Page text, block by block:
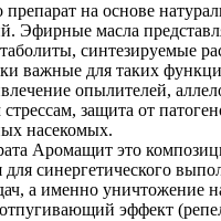
на основе
Эфирные масла
синтезируемые
важные для таких
опылителей,
защита от
насекомых.
Аромащит это
для синергетического
а именно уничтожение
эффект